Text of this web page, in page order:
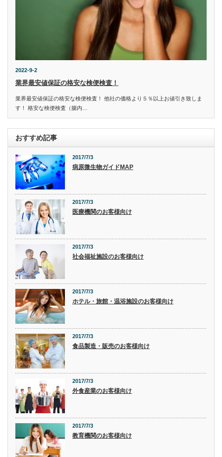
2022-9-2
業界最安値保証の格安な検便検査！
業界最安値保証の格安な検便検査！ 他社の価格より５％以上お値引き致しま
す！ 格安な検便検査（腸内…
おすすめ記事
2017/7/3
病原微生物ガイドMAP
2017/7/3
医療機関のお客様向け
2017/7/3
社会福祉施設のお客様向け
2017/7/3
ホテル・旅館・温浴施設のお客様向け
2017/7/3
食品製造・販売のお客様向け
2017/7/3
外食産業のお客様向け
2017/7/3
教育機関のお客様向け